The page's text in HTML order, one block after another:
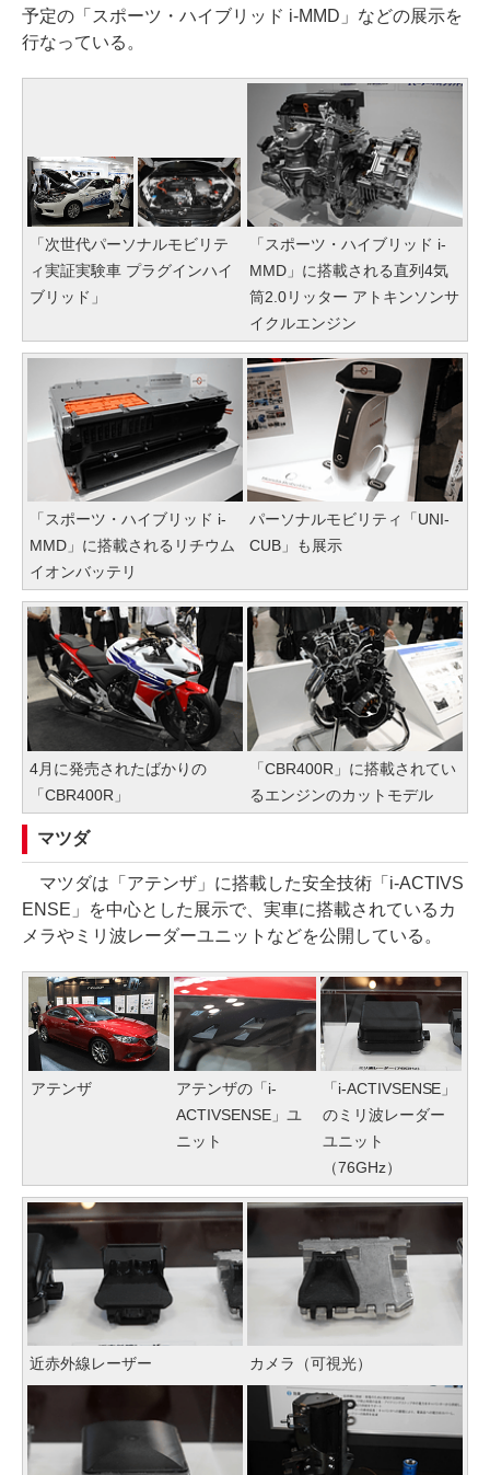
予定の「スポーツ・ハイブリッド i-MMD」などの展示を
行なっている。
「次世代パーソナルモビリテ
ィ実証実験車 プラグインハイ
ブリッド」
「スポーツ・ハイブリッド i-
MMD」に搭載される直列4気
筒2.0リッター アトキンソンサ
イクルエンジン
「スポーツ・ハイブリッド i-
MMD」に搭載されるリチウム
イオンバッテリ
パーソナルモビリティ「UNI-
CUB」も展示
4月に発売されたばかりの
「CBR400R」
「CBR400R」に搭載されてい
るエンジンのカットモデル
マツダ
マツダは「アテンザ」に搭載した安全技術「i-ACTIVS
ENSE」を中心とした展示で、実車に搭載されているカ
メラやミリ波レーダーユニットなどを公開している。
アテンザ
アテンザの「i-
ACTIVSENSE」ユ
ニット
「i-ACTIVSENSE」
のミリ波レーダー
ユニット
（76GHz）
近赤外線レーザー カメラ（可視光）